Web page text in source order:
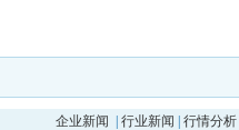
企业新闻 行业新闻 行情分析